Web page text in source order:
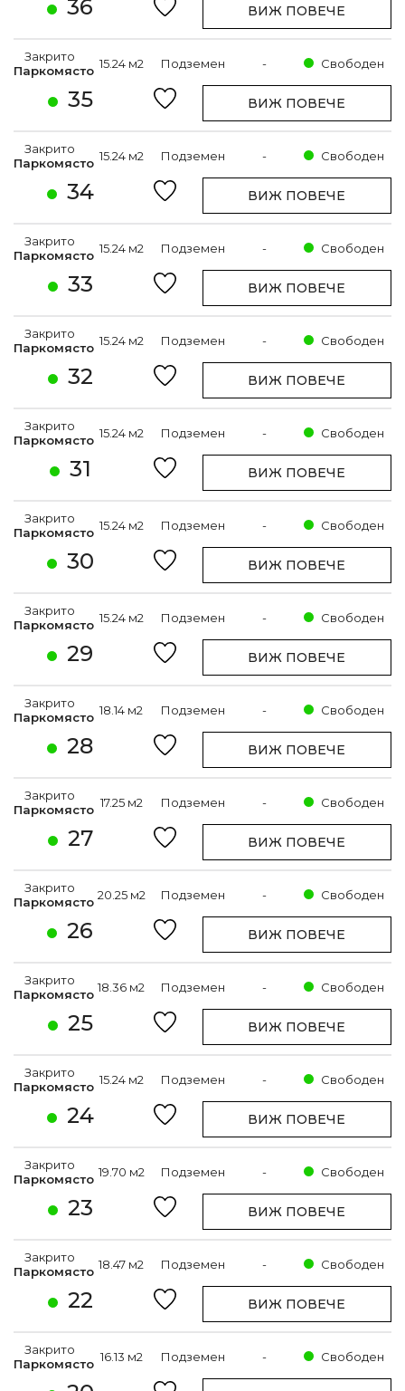
36 ВИЖ ПОВЕЧЕ
35
Закрито
Паркомясто 15.24 м2 Подземен - Свободен
ВИЖ ПОВЕЧЕ
34
Закрито
Паркомясто 15.24 м2 Подземен - Свободен
ВИЖ ПОВЕЧЕ
33
Закрито
Паркомясто 15.24 м2 Подземен - Свободен
ВИЖ ПОВЕЧЕ
32
Закрито
Паркомясто 15.24 м2 Подземен - Свободен
ВИЖ ПОВЕЧЕ
31
Закрито
Паркомясто 15.24 м2 Подземен - Свободен
ВИЖ ПОВЕЧЕ
30
Закрито
Паркомясто 15.24 м2 Подземен - Свободен
ВИЖ ПОВЕЧЕ
29
Закрито
Паркомясто 15.24 м2 Подземен - Свободен
ВИЖ ПОВЕЧЕ
28
Закрито
Паркомясто 18.14 м2 Подземен - Свободен
ВИЖ ПОВЕЧЕ
27
Закрито
Паркомясто 17.25 м2 Подземен - Свободен
ВИЖ ПОВЕЧЕ
26
Закрито
Паркомясто 20.25 м2 Подземен - Свободен
ВИЖ ПОВЕЧЕ
25
Закрито
Паркомясто 18.36 м2 Подземен - Свободен
ВИЖ ПОВЕЧЕ
24
Закрито
Паркомясто 15.24 м2 Подземен - Свободен
ВИЖ ПОВЕЧЕ
23
Закрито
Паркомясто 19.70 м2 Подземен - Свободен
ВИЖ ПОВЕЧЕ
22
Закрито
Паркомясто 18.47 м2 Подземен - Свободен
ВИЖ ПОВЕЧЕ
Закрито
Паркомясто 16.13 м2 Подземен - Свободен